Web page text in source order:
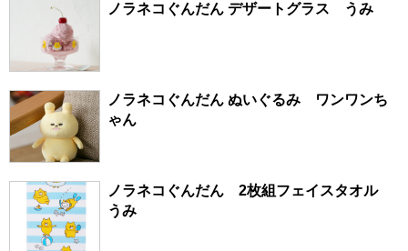
ノラネコぐんだん デザートグラス うみ
ノラネコぐんだん ぬいぐるみ ワンワンち
ゃん
ノラネコぐんだん 2枚組フェイスタオル
うみ